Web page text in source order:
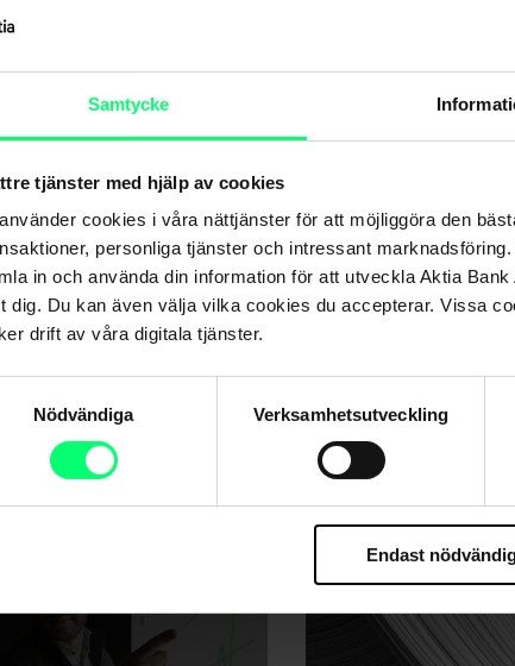
Samtycke
tjänster med hjälp av cookies
cookies i våra nättjänster för att möjliggöra den
personliga tjänster och intressant
in och använda din information för att utveckla Aktia
dig. Du kan även välja vilka cookies du accepterar. Vissa
drift av våra digitala tjänster.
Nödvändiga
Verksamhetsutveckling
Endast
om detta ämne
för ESG-
Chefsekonomens
påverkar den
finska hushåll?